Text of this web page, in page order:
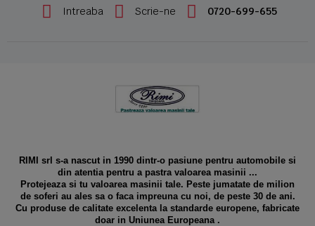
Intreaba Scrie-ne 0720-699-655
RIMI srl s-a nascut in 1990 dintr-o pasiune pentru automobile si
din atentia pentru a pastra valoarea masinii ...
Protejeaza si tu valoarea masinii tale. Peste jumatate de milion
de soferi au ales sa o faca impreuna cu noi, de peste 30 de ani.
Cu produse de calitate excelenta la standarde europene, fabricate
doar in Uniunea Europeana .